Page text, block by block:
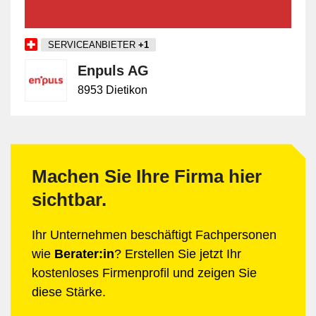
SERVICEANBIETER +1
Enpuls AG
8953 Dietikon
Machen Sie Ihre Firma hier
sichtbar.
Ihr Unternehmen beschäftigt Fachpersonen
wie Berater:in? Erstellen Sie jetzt Ihr
kostenloses Firmenprofil und zeigen Sie
diese Stärke.